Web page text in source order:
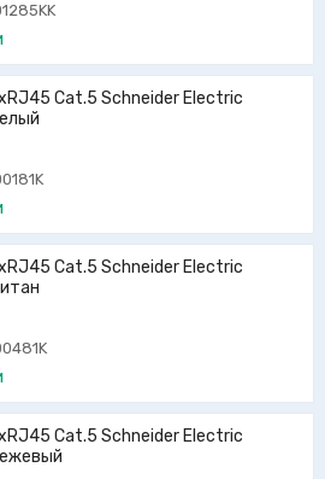
Cat.5 Schneider Electric
Cat.5 Schneider Electric
Cat.5 Schneider Electric